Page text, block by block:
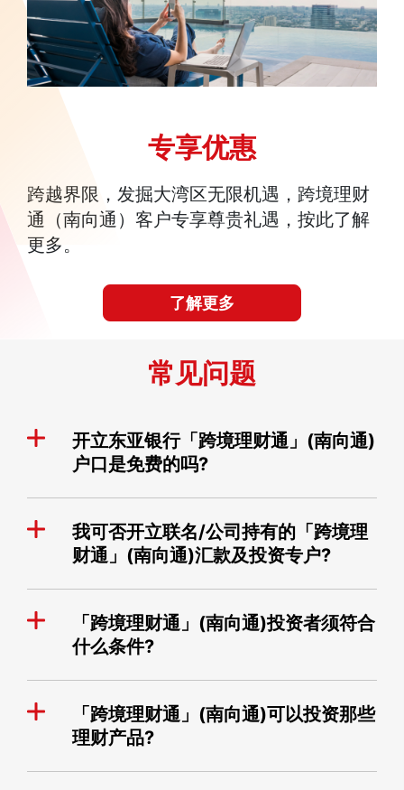
专享优惠
跨越界限，发掘大湾区无限机遇，跨境理财
通（南向通）客户专享尊贵礼遇，按此了解
更多。
了解更多
常见问题
开立东亚银行「跨境理财通」(南向通)
户口是免费的吗?
我可否开立联名/公司持有的「跨境理
财通」(南向通)汇款及投资专户?
「跨境理财通」(南向通)投资者须符合
什么条件?
「跨境理财通」(南向通)可以投资那些
理财产品?